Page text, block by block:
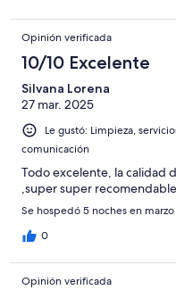
Opinión verificada
10/10 Excelente
Silvana Lorena
27 mar. 2025
Le gustó: Limpieza,
comunicación
Todo excelente, la calidad
,super super recomendable
Se hospedó 5 noches en
0
Opinión verificada